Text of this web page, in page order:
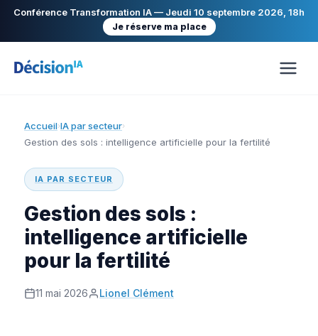
Conférence Transformation IA — Jeudi 10 septembre 2026, 18h
Je réserve ma place
Accueil›IA par secteur›
Gestion des sols : intelligence artificielle pour la fertilité
IA PAR SECTEUR
Gestion des sols :
intelligence artificielle
pour la fertilité
11 mai 2026 Lionel Clément